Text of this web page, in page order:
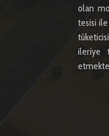
olan
tesisi ile
ileriye